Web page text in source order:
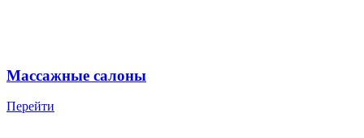
Массажные салоны
Перейти